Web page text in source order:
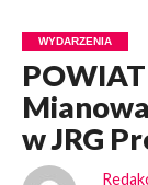
WYDARZENIA
w JRG